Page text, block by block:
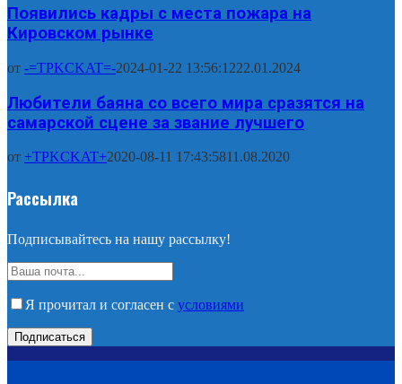
Появились кадры с места пожара на
Кировском рынке
от -=TPKCKAT=-2024-01-22 13:56:1222.01.2024
Любители баяна со всего мира сразятся на
самарской сцене за звание лучшего
от +TPKCKAT+2020-08-11 17:43:5811.08.2020
Рассылка
Подписывайтесь на нашу рассылку!
Я прочитал и согласен с условиями